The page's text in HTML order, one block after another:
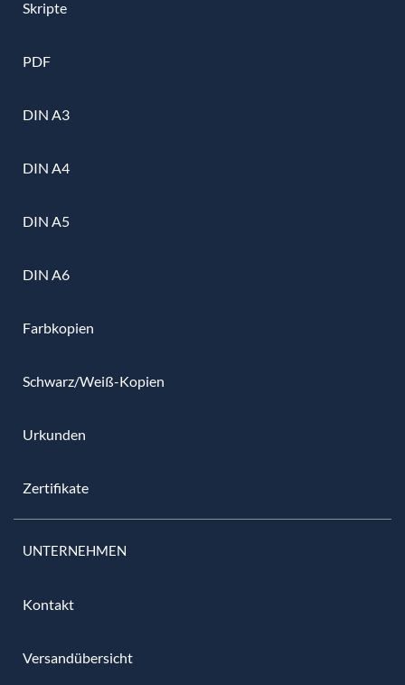
Skripte
PDF
DIN A3
DIN A4
DIN A5
DIN A6
Farbkopien
Schwarz/Weiß-Kopien
Urkunden
Zertifikate
UNTERNEHMEN
Kontakt
Versandübersicht